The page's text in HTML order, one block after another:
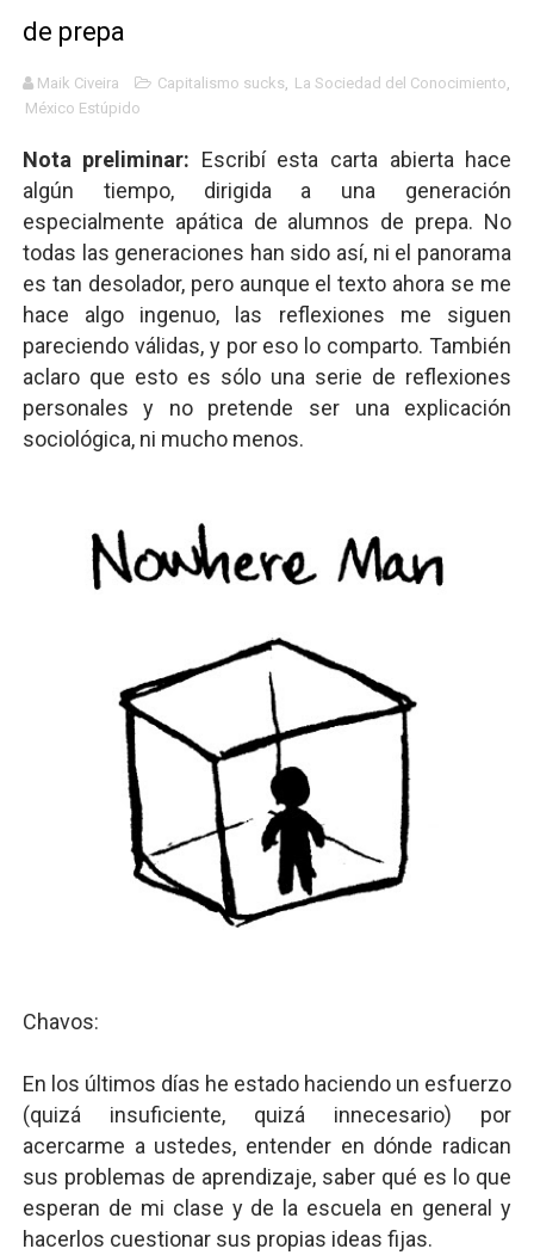
Gótico Mexicano
El mito de Frankenstein
Devoraos los unos a los otros
Charlie Kirk y la izquierda asesina
Dios es Cambio: Filosofía Earthseed para el fin del
Nuestra era de genocidios
Mis historias favoritas de Superman
Transformers: ¿Una película marxista?
Definiendo: ¿Qué es el fascismo?
Llévenmelo fuchachos: El adiós a 'THE BOYS'
La falacia etimológica
Mario: La epopeya del fontanero - Parte II
de prepa
Maik Civeira Capitalismo sucks, La Sociedad del Conocimiento,
México Estúpido
Nota preliminar: Escribí esta carta abierta hace
algún tiempo, dirigida a una generación
especialmente apática de alumnos de prepa. No
todas las generaciones han sido así, ni el panorama
es tan desolador, pero aunque el texto ahora se me
hace algo ingenuo, las reflexiones me siguen
pareciendo válidas, y por eso lo comparto. También
aclaro que esto es sólo una serie de reflexiones
personales y no pretende ser una explicación
sociológica, ni mucho menos.
Chavos:
En los últimos días he estado haciendo un esfuerzo
(quizá insuficiente, quizá innecesario) por
acercarme a ustedes, entender en dónde radican
sus problemas de aprendizaje, saber qué es lo que
esperan de mi clase y de la escuela en general y
hacerlos cuestionar sus propias ideas fijas.